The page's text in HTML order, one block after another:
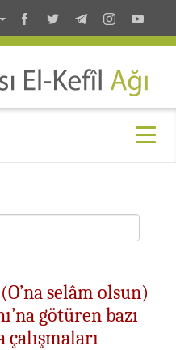
selâm olsun)
götüren bazı